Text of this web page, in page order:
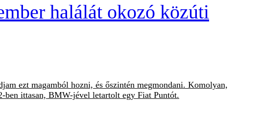
halálát okozó közúti
ezt magamból hozni, és őszintén megmondani. Komolyan,
ben ittasan, BMW-jével letartolt egy Fiat Puntót.